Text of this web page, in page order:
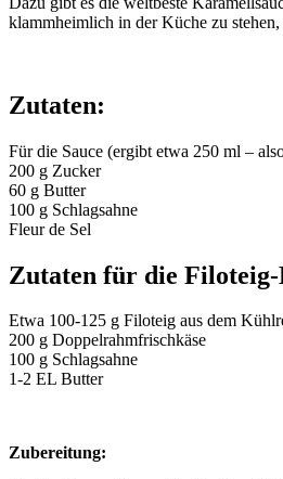
klammheimlich in der Küche zu
Zutaten:
Für die Sauce (ergibt etwa 250 ml –
200 g Zucker
60 g Butter
100 g Schlagsahne
Fleur de Sel
Zutaten für die
Etwa 100-125 g Filoteig aus dem
200 g Doppelrahmfrischkäse
100 g Schlagsahne
1-2 EL Butter
Zubereitung: